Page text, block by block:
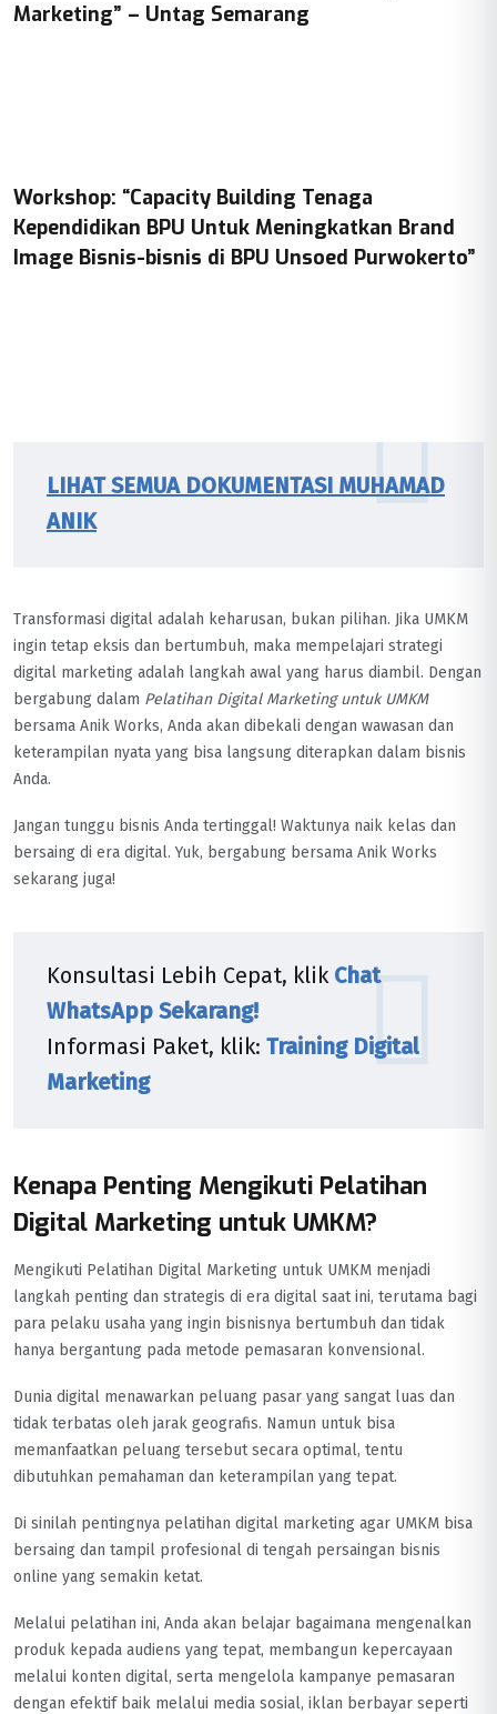
Marketing” – Untag Semarang
Workshop: “Capacity Building Tenaga
Kependidikan BPU Untuk Meningkatkan Brand
Image Bisnis-bisnis di BPU Unsoed Purwokerto”
LIHAT SEMUA DOKUMENTASI MUHAMAD
ANIK
Transformasi digital adalah keharusan, bukan pilihan. Jika UMKM
ingin tetap eksis dan bertumbuh, maka mempelajari strategi
digital marketing adalah langkah awal yang harus diambil. Dengan
bergabung dalam Pelatihan Digital Marketing untuk UMKM
bersama Anik Works, Anda akan dibekali dengan wawasan dan
keterampilan nyata yang bisa langsung diterapkan dalam bisnis
Anda.
Jangan tunggu bisnis Anda tertinggal! Waktunya naik kelas dan
bersaing di era digital. Yuk, bergabung bersama Anik Works
sekarang juga!
Konsultasi Lebih Cepat, klik Chat
WhatsApp Sekarang!
Informasi Paket, klik: Training Digital
Marketing
Kenapa Penting Mengikuti Pelatihan
Digital Marketing untuk UMKM?
Mengikuti Pelatihan Digital Marketing untuk UMKM menjadi
langkah penting dan strategis di era digital saat ini, terutama bagi
para pelaku usaha yang ingin bisnisnya bertumbuh dan tidak
hanya bergantung pada metode pemasaran konvensional.
Dunia digital menawarkan peluang pasar yang sangat luas dan
tidak terbatas oleh jarak geografis. Namun untuk bisa
memanfaatkan peluang tersebut secara optimal, tentu
dibutuhkan pemahaman dan keterampilan yang tepat.
Di sinilah pentingnya pelatihan digital marketing agar UMKM bisa
bersaing dan tampil profesional di tengah persaingan bisnis
online yang semakin ketat.
Melalui pelatihan ini, Anda akan belajar bagaimana mengenalkan
produk kepada audiens yang tepat, membangun kepercayaan
melalui konten digital, serta mengelola kampanye pemasaran
dengan efektif baik melalui media sosial, iklan berbayar seperti